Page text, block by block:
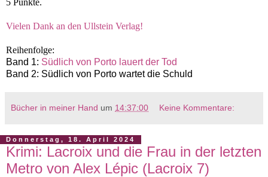
Vielen Dank an den Ullstein Verlag!
Reihenfolge:
Band 1: Südlich von Porto lauert der Tod
Band 2: Südlich von Porto wartet die Schuld
Bücher in meiner Hand um 14:37:00 Keine Kommentare:
Donnerstag, 18. April 2024
Krimi: Lacroix und die Frau in der letzten
Metro von Alex Lépic (Lacroix 7)